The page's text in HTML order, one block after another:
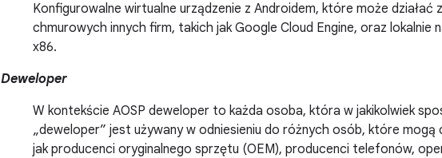
Konfigurowalne wirtualne urządzenie z Androidem, które może działać
chmurowych innych firm, takich jak Google Cloud Engine, oraz lokalnie
x86.
Deweloper
W kontekście AOSP deweloper to każda osoba, która w jakikolwiek
„deweloper” jest używany w odniesieniu do różnych osób, które
jak producenci oryginalnego sprzętu (OEM), producenci telefonów,